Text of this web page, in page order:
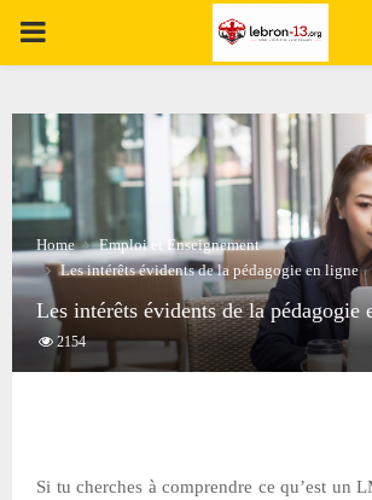
PRIMARY
Home
Emploi et Enseignement
Les intérêts évidents de la pédagogie en ligne
Les intérêts évidents de la pédagogie
2154
Si tu cherches à comprendre ce qu’est un